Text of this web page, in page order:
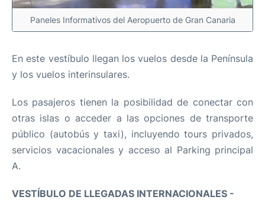
Paneles Informativos del Aeropuerto de Gran Canaria
En este vestíbulo llegan los vuelos desde la Península
y los vuelos interinsulares.
Los pasajeros tienen la posibilidad de conectar con
otras islas o acceder a las opciones de transporte
público (autobús y taxi), incluyendo tours privados,
servicios vacacionales y acceso al Parking principal
A.
VESTÍBULO DE LLEGADAS INTERNACIONALES -